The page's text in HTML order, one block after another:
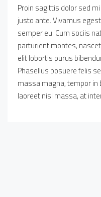
Proin sagittis dolor sed
justo ante. Vivamus
semper eu. Cum sociis
parturient montes,
elit lobortis purus
Phasellus posuere felis
massa magna, tempor in
laoreet nisl massa, at